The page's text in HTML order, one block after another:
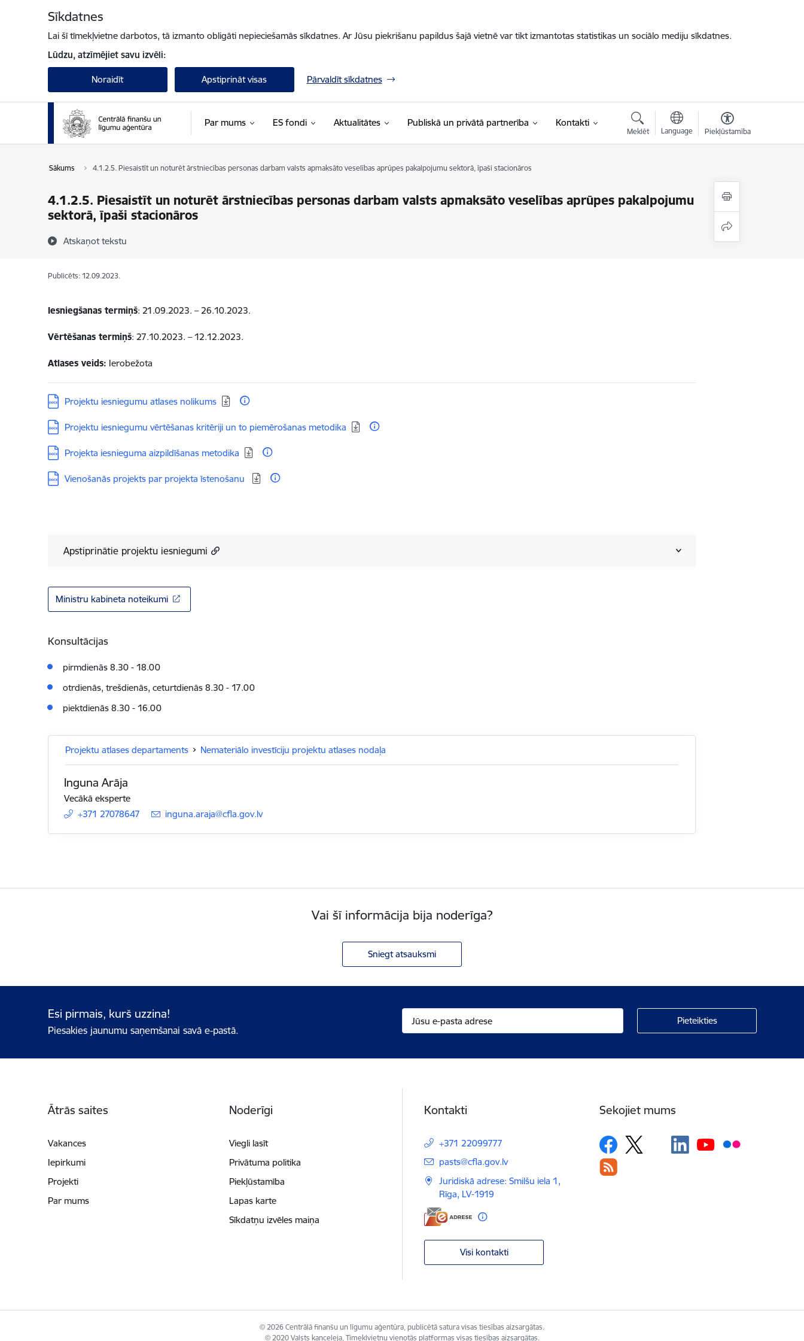
Sīkdatnes
Lai šī tīmekļvietne darbotos, tā izmanto obligāti nepieciešamās sīkdatnes. Ar Jūsu piekrišanu papildus šajā vietnē var tikt izmantotas statistikas un sociālo mediju sīkdatnes.
Lūdzu, atzīmējiet savu izvēli:
Noraidīt Apstiprināt visas Pārvaldīt sīkdatnes
Par mums ES fondi Aktualitātes Publiskā un privātā partnerība Kontakti
Meklēt Language Piekļūstamība
Sākums 4.1.2.5. Piesaistīt un noturēt ārstniecības personas darbam valsts apmaksāto veselības aprūpes pakalpojumu sektorā, īpaši stacionāros
4.1.2.5. Piesaistīt un noturēt ārstniecības personas darbam valsts apmaksāto veselības aprūpes pakalpojumu
sektorā, īpaši stacionāros
Atskaņot tekstu
Publicēts: 12.09.2023.
Iesniegšanas termiņš: 21.09.2023. – 26.10.2023.
Vērtēšanas termiņš: 27.10.2023. – 12.12.2023.
Atlases veids: Ierobežota
Lejupielādēt:
Projektu iesniegumu atlases nolikums
Lejupielādēt:
Projektu iesniegumu vērtēšanas kritēriji un to piemērošanas metodika
Lejupielādēt:
Projekta iesnieguma aizpildīšanas metodika
Lejupielādēt:
Vienošanās projekts par projekta īstenošanu
Apstiprinātie projektu iesniegumi
Ministru kabineta noteikumi
Konsultācijas
pirmdienās 8.30 - 18.00
otrdienās, trešdienās, ceturtdienās 8.30 - 17.00
piektdienās 8.30 - 16.00
Projektu atlases departaments Nemateriālo investīciju projektu atlases nodaļa
Inguna Arāja
Vecākā eksperte
+371 27078647
E-pasts:
inguna.araja@cfla.gov.lv
Vai šī informācija bija noderīga?
Sniegt atsauksmi
Esi pirmais, kurš uzzina!
Piesakies jaunumu saņemšanai savā e-pastā.
Ātrās saites
Vakances
Iepirkumi
Projekti
Par mums
Noderīgi
Viegli lasīt
Privātuma politika
Piekļūstamība
Lapas karte
Sīkdatņu izvēles maiņa
Kontakti
+371 22099777
E-pasts:
pasts@cfla.gov.lv
Juridiskā adrese: Smilšu iela 1,
Rīga, LV-1919
Visi kontakti
Sekojiet mums
© 2026 Centrālā finanšu un līgumu aģentūra, publicētā satura visas tiesības aizsargātas.
© 2020 Valsts kanceleja, Tīmekļvietņu vienotās platformas visas tiesības aizsargātas.